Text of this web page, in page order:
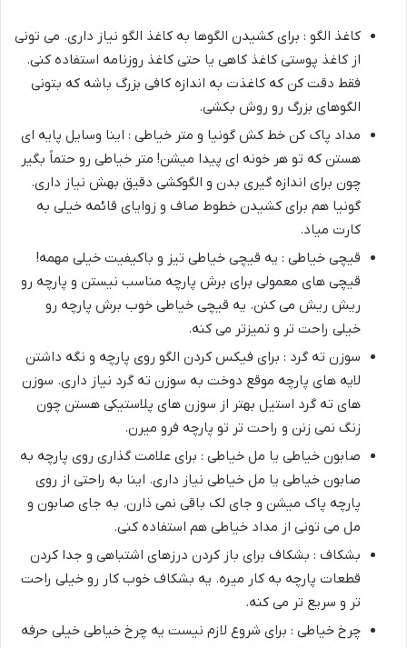
کاغذ الگو : برای کشیدن الگوها به کاغذ الگو نیاز داری. می تونی
از کاغذ پوستی کاغذ کاهی یا حتی کاغذ روزنامه استفاده کنی.
فقط دقت کن که کاغذت به اندازه کافی بزرگ باشه که بتونی
الگوهای بزرگ رو روش بکشی.
مداد پاک کن خط کش گونیا و متر خیاطی : اینا وسایل پایه ای
هستن که تو هر خونه ای پیدا میشن! متر خیاطی رو حتماً بگیر
چون برای اندازه گیری بدن و الگوکشی دقیق بهش نیاز داری.
گونیا هم برای کشیدن خطوط صاف و زوایای قائمه خیلی به
کارت میاد.
قیچی خیاطی : یه قیچی خیاطی تیز و باکیفیت خیلی مهمه!
قیچی های معمولی برای برش پارچه مناسب نیستن و پارچه رو
ریش ریش می کنن. یه قیچی خیاطی خوب برش پارچه رو
خیلی راحت تر و تمیزتر می کنه.
سوزن ته گرد : برای فیکس کردن الگو روی پارچه و نگه داشتن
لایه های پارچه موقع دوخت به سوزن ته گرد نیاز داری. سوزن
های ته گرد استیل بهتر از سوزن های پلاستیکی هستن چون
زنگ نمی زنن و راحت تر تو پارچه فرو میرن.
صابون خیاطی یا مل خیاطی : برای علامت گذاری روی پارچه به
صابون خیاطی یا مل خیاطی نیاز داری. اینا به راحتی از روی
پارچه پاک میشن و جای لک باقی نمی ذارن. به جای صابون و
مل می تونی از مداد خیاطی هم استفاده کنی.
بشکاف : بشکاف برای باز کردن درزهای اشتباهی و جدا کردن
قطعات پارچه به کار میره. یه بشکاف خوب کار رو خیلی راحت
تر و سریع تر می کنه.
چرخ خیاطی : برای شروع لازم نیست یه چرخ خیاطی خیلی حرفه